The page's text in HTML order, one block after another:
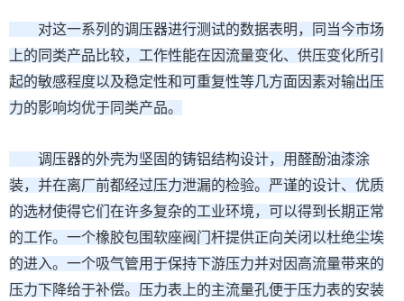
对这一系列的调压器进行测试的数据表明，同当今市场
上的同类产品比较，工作性能在因流量变化、供压变化所引
起的敏感程度以及稳定性和可重复性等几方面因素对输出压
力的影响均优于同类产品。
调压器的外壳为坚固的铸铝结构设计，用醛酚油漆涂
装，并在离厂前都经过压力泄漏的检验。严谨的设计、优质
的选材使得它们在许多复杂的工业环境，可以得到长期正常
的工作。一个橡胶包围软座阀门杆提供正向关闭以杜绝尘埃
的进入。一个吸气管用于保持下游压力并对因高流量带来的
压力下降给于补偿。压力表上的主流量孔便于压力表的安装